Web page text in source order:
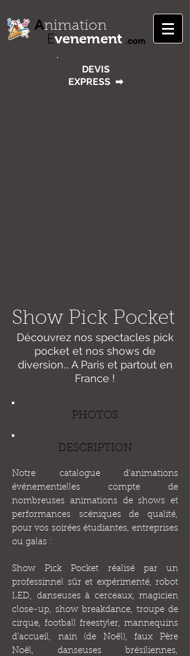
Animation
.com
Evenement
DEVIS
EXPRESS ➡
Show Pick Pocket
Découvrez nos spectacles pick
pocket et nos shows de
diversion... A Paris et partout en
France !
PHOTOS
DESCRIPTION
Notre catalogue d'animations
événementielles compte de
nombreuses animations de shows et
performances scéniques de qualité,
pour vos soirées étudiantes, entreprises
ou galas :
Show Pick Pocket réalisé par un
professinnel sûr et expérimenté, robot
LED, danseuses à cerceaux, magicien
close-up, show breakdance, troupe de
cirque, football freestyler, mannequins
d'accueil, nain (de Noël), faux Père
Noël, danseuses brésiliennes,